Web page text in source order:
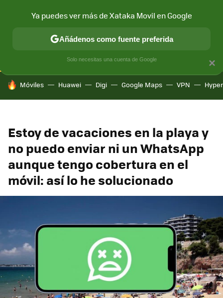
CONECTIVIDAD MÓVIL Y SOCIEDAD APLICACIONES
HOY SE HABLA DE
Móviles Huawei Digi Google Maps VPN
Estoy de vacaciones en la playa y
no puedo enviar ni un WhatsApp
aunque tengo cobertura en el
móvil: así lo he solucionado
×
Ya puedes ver más de Xataka Movil en Google
Añádenos como fuente preferida
Solo necesitas una cuenta de Google